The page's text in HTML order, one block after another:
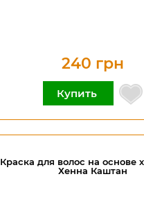
240 грн
Купить
Краска для волос на основе
Хенна Каштан